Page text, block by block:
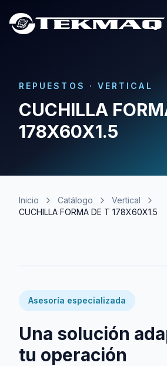
REPUESTOS · VERTICAL
CUCHILLA
178X60X1.5
Inicio Catálogo
Vertical
CUCHILLA FORMA DE T 178X60X1.5
Asesoría especializada
Una solución
tu operación